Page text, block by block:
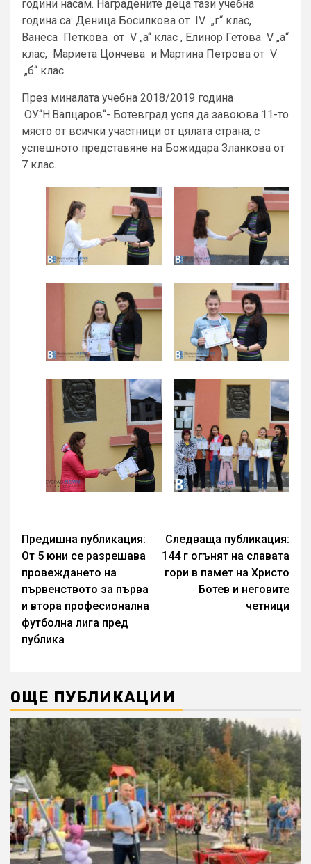
години насам. Наградените деца тази учебна
година са: Деница Босилкова от IV „г“ клас,
Ванеса Петкова от V „a“ клас , Елинор Гетова V „а“
клас, Мариета Цончева и Мартина Петрова от V
„б“ клас.
През миналата учебна 2018/2019 година
ОУ“Н.Вапцаров“- Ботевград успя да завоюва 11-то
място от всички участници от цялата страна, с
успешното представяне на Божидара Зланкова от
7 клас.
Continue
Reading
Предишна публикация:
От 5 юни се разрешава
провеждането на
първенството за първа
и втора професионална
футболна лига пред
публика
Следваща публикация:
144 г огънят на славата
гори в памет на Христо
Ботев и неговите
четници
ОЩЕ ПУБЛИКАЦИИ